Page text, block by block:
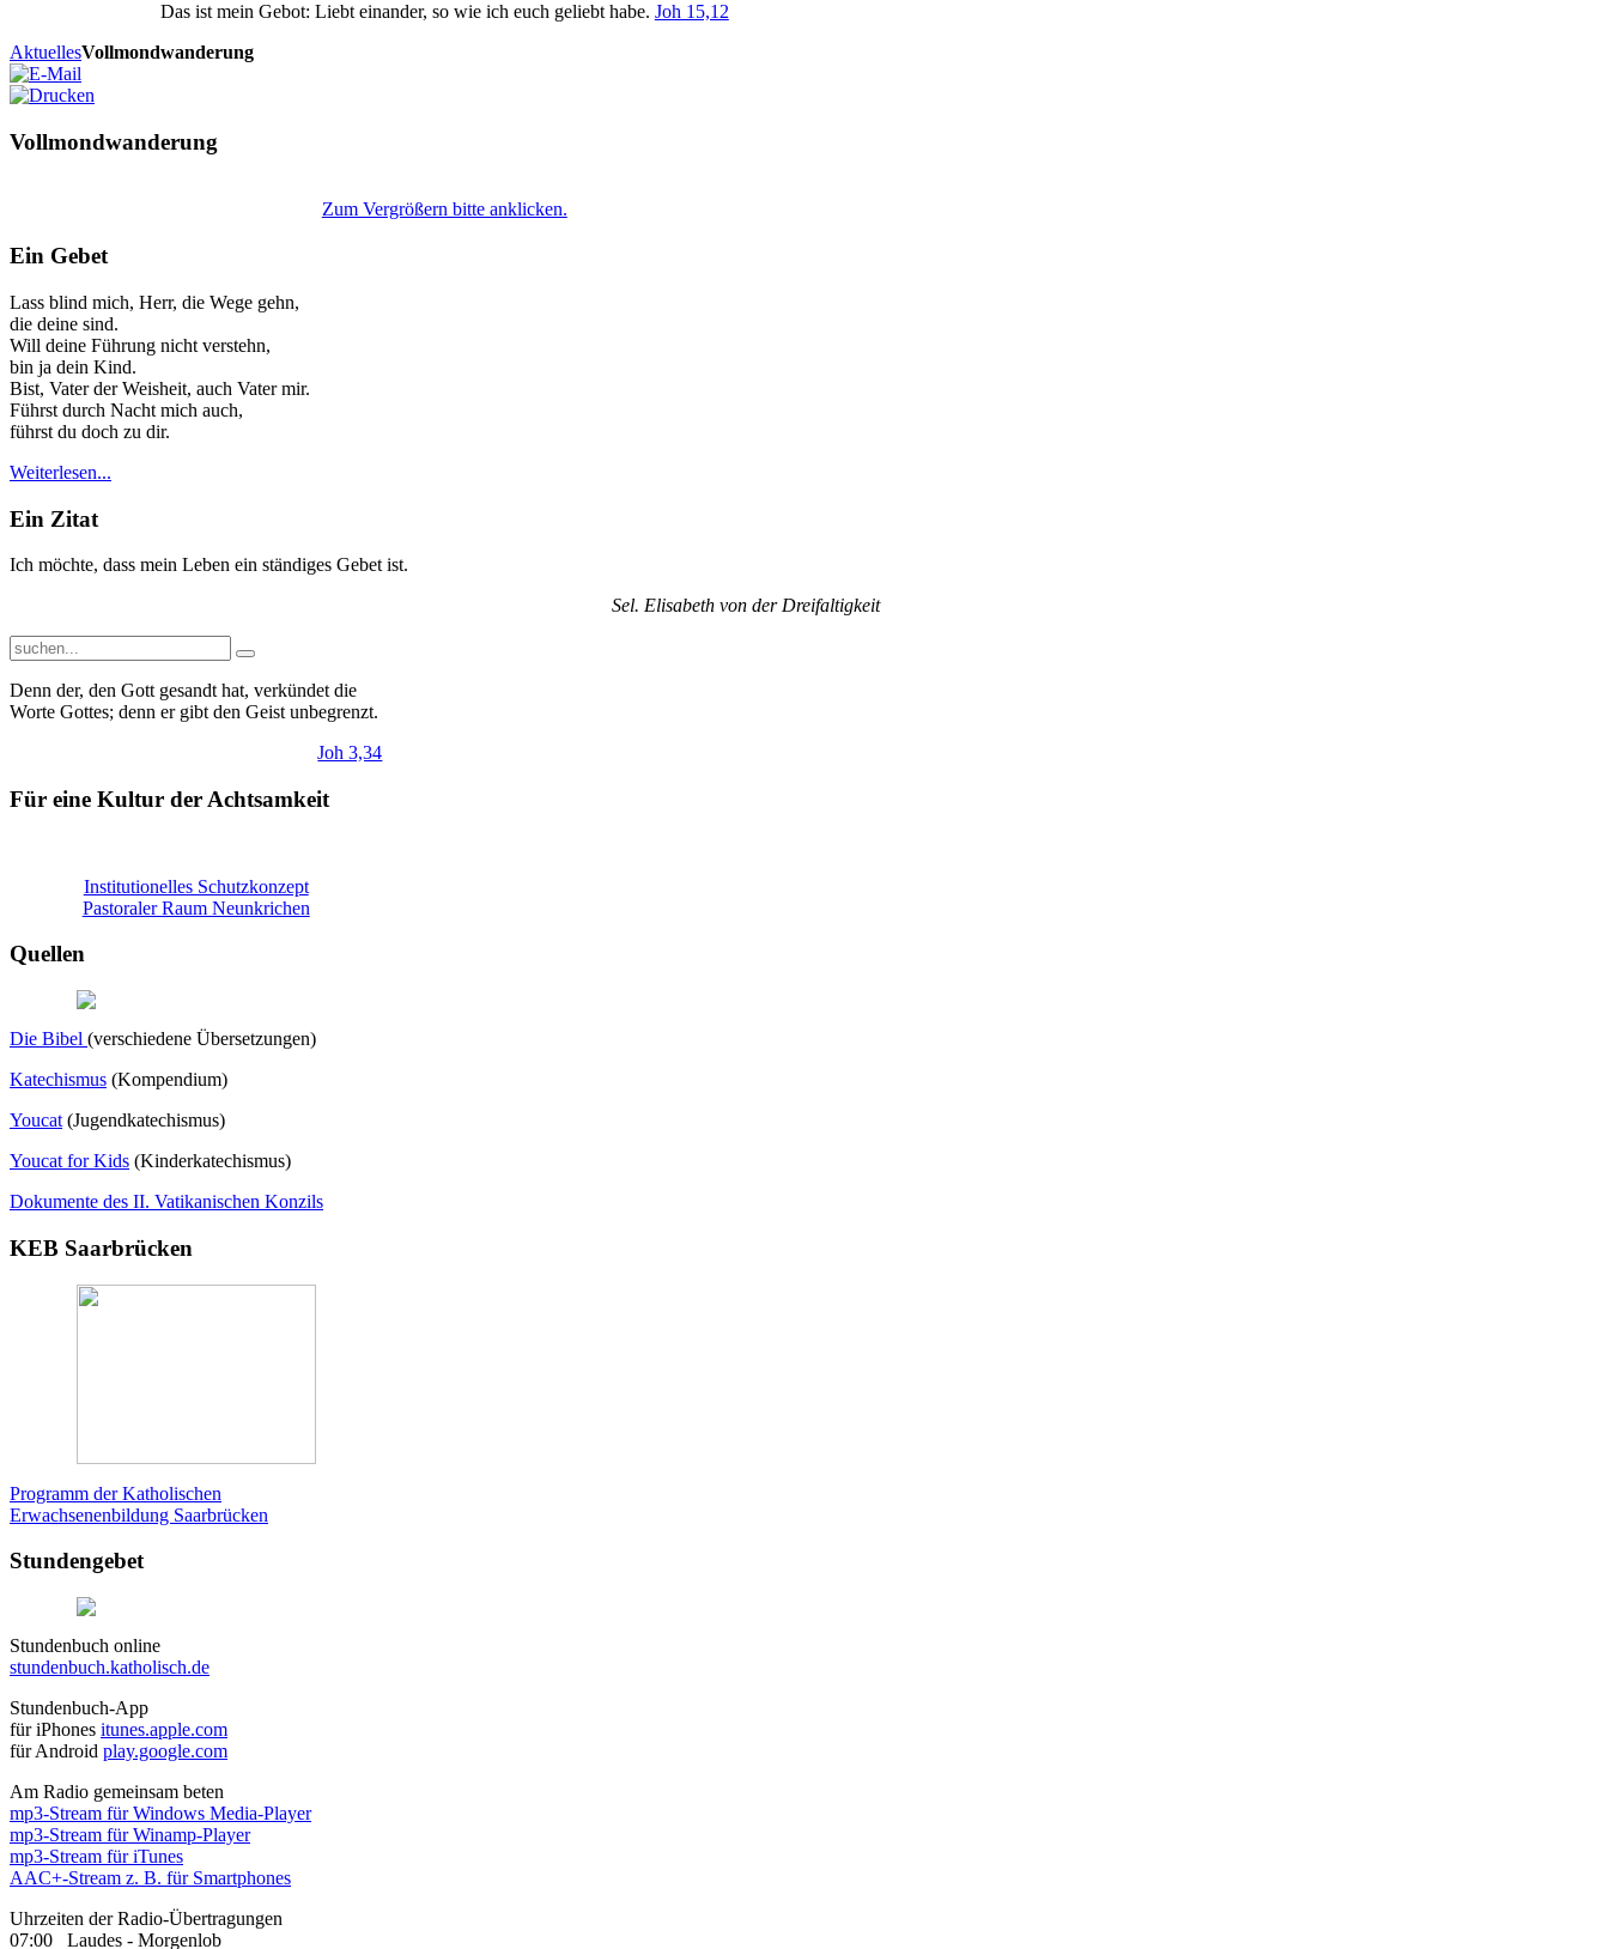
Das ist mein Gebot: Liebt einander, so wie ich euch geliebt habe. Joh 15,12
AktuellesVollmondwanderung
Vollmondwanderung
Zum Vergrößern bitte anklicken.
Ein Gebet
Lass blind mich, Herr, die Wege gehn,
die deine sind.
Will deine Führung nicht verstehn,
bin ja dein Kind.
Bist, Vater der Weisheit, auch Vater mir.
Führst durch Nacht mich auch,
führst du doch zu dir.
Weiterlesen...
Ein Zitat
Ich möchte, dass mein Leben ein ständiges Gebet ist.
Sel. Elisabeth von der Dreifaltigkeit
Denn der, den Gott gesandt hat, verkündet die
Worte Gottes; denn er gibt den Geist unbegrenzt.
Joh 3,34
Für eine Kultur der Achtsamkeit
Institutionelles Schutzkonzept
Pastoraler Raum Neunkrichen
Quellen
Die Bibel (verschiedene Übersetzungen)
Katechismus (Kompendium)
Youcat (Jugendkatechismus)
Youcat for Kids (Kinderkatechismus)
Dokumente des II. Vatikanischen Konzils
KEB Saarbrücken
Programm der Katholischen
Erwachsenenbildung Saarbrücken
Stundengebet
Stundenbuch online
stundenbuch.katholisch.de
Stundenbuch-App
für iPhones itunes.apple.com
für Android play.google.com
Am Radio gemeinsam beten
mp3-Stream für Windows Media-Player
mp3-Stream für Winamp-Player
mp3-Stream für iTunes
AAC+-Stream z. B. für Smartphones
Uhrzeiten der Radio-Übertragungen
07:00 Laudes - Morgenlob